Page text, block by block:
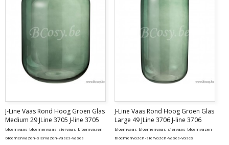
J-Line Vaas Rond Hoog Groen Glas
Medium 29 JLine 3705 J-line 3705
bloemvaas-bloemenvaas-siervaas-bloemvazen-
bloemenvazen-siervazen-vases-vases
J-Line Vaas Rond Hoog Groen Glas
Large 49 JLine 3706 J-line 3706
bloemvaas-bloemenvaas-siervaas-bloemvazen-
bloemenvazen-siervazen-vases-vases